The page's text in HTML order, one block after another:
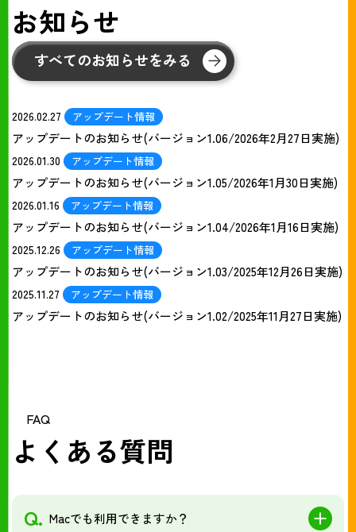
お知らせ
すべてのお知らせをみる
2026.02.27 アップデート情報
アップデートのお知らせ(バージョン1.06/2026年2月27日実施)
2026.01.30 アップデート情報
アップデートのお知らせ(バージョン1.05/2026年1月30日実施)
2026.01.16 アップデート情報
アップデートのお知らせ(バージョン1.04/2026年1月16日実施)
2025.12.26 アップデート情報
アップデートのお知らせ(バージョン1.03/2025年12月26日実施)
2025.11.27 アップデート情報
アップデートのお知らせ(バージョン1.02/2025年11月27日実施)
FAQ
よくある質問
Q. Macでも利用できますか？